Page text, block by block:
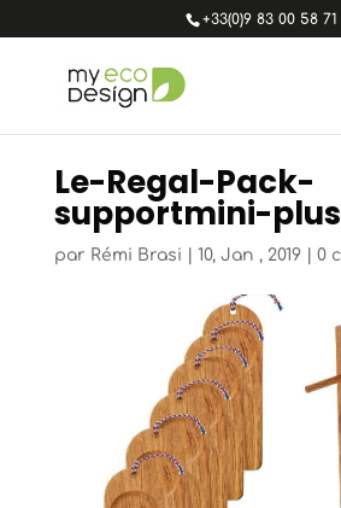
+33(0)9 83 00 58 71
Le-Regal-Pack-
supportmini-
par Rémi Brasi 10, Jan , 2019| 0